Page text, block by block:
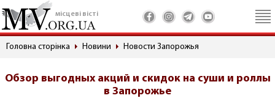
місцеві вісті
Головна сторінка Новини Новости Запорожья
Обзор выгодных акций и скидок на суши и роллы
в Запорожье